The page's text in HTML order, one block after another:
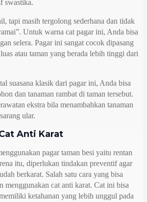
swastika.
tapi masih tergolong sederhana dan tidak
Untuk warna cat pagar ini, Anda bisa
selera. Pagar ini sangat cocok dipasang
atau taman yang berada lebih tinggi dari
suasana klasik dari pagar ini, Anda bisa
dan tanaman rambat di taman tersebut.
ekstra bila menambahkan tanaman
ular.
Anti Karat
pagar taman besi yaitu rentan
itu, diperlukan tindakan preventif agar
berkarat. Salah satu cara yang bisa
menggunakan cat anti karat. Cat ini bisa
ketahanan yang lebih unggul pada